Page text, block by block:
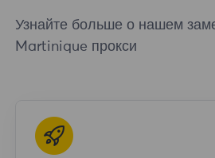
Узнайте больше о нашем
Martinique прокси